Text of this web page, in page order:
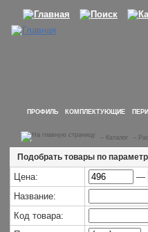
ПРОФИЛЬ КОМПЛЕКТУЮЩИЕ
– Каталог –
Подобрать товары по
Цена:
—
Название:
Код товара: